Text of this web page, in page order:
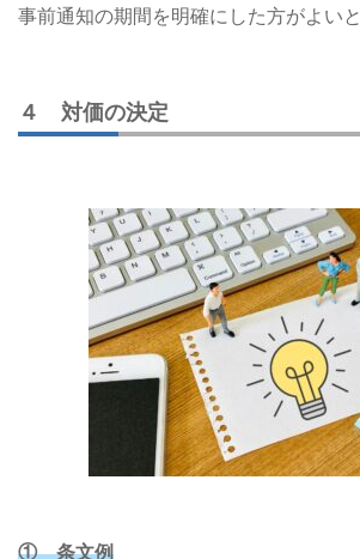
事前通知の期間を明確にした方がよいと
４ 対価の決定
① 条文例